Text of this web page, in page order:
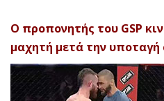
Ο προπονητής του GSP
μαχητή μετά την υποταγή